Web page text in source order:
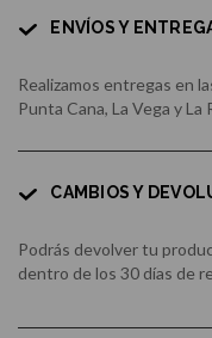
ENVÍOS Y
Realizamos entregas en
Punta Cana, La Vega y La
CAMBIOS Y
Podrás devolver tu
dentro de los 30 días de